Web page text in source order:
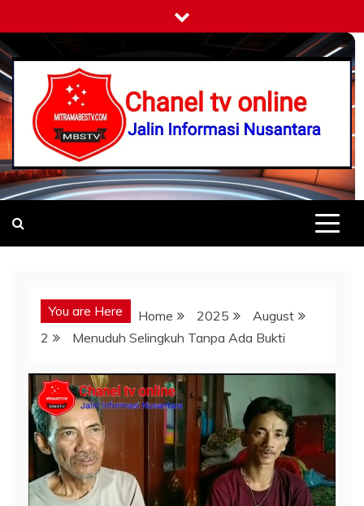
to
content
Mitramabestv
Jalin Informasi Nusantara
You are Here Home 2025
August
2
Menuduh Selingkuh Tanpa Ada Bukti